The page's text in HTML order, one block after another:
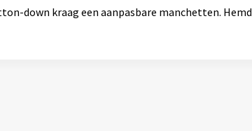
down kraag een aanpasbare manchetten.